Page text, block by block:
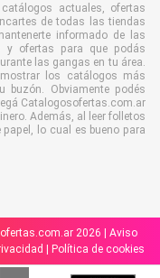
actuales, ofertas
de todas las tiendas
informado de las
y ofertas para que podás
las gangas en tu área.
los catálogos más
Obviamente podés
Catalogosofertas.com.ar
Además, al leer folletos
lo cual es bueno para
2026 | Aviso
| Política de cookies